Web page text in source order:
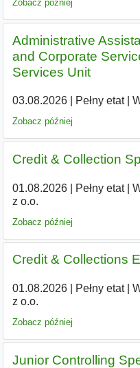
Zobacz później
Administrative
and Corporate
Services Unit
03.08.2026| Pełny etat|
Zobacz później
Credit & Collection
01.08.2026| Pełny etat|
z o.o.
Zobacz później
Credit & Collections
01.08.2026| Pełny etat|
z o.o.
Zobacz później
Junior Controlling